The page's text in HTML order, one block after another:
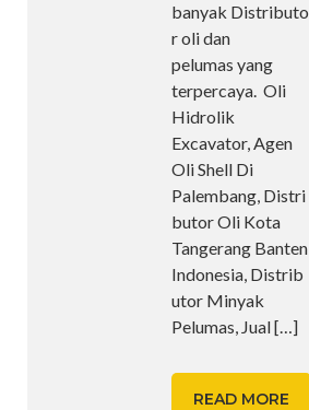
banyak Distributo
r oli dan
pelumas yang
terpercaya. Oli
Hidrolik
Excavator, Agen
Oli Shell Di
Palembang, Distri
butor Oli Kota
Tangerang Banten
Indonesia, Distrib
utor Minyak
Pelumas, Jual[…]
READ MORE